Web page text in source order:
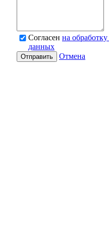
Согласен на
данных
Отправить Отмена